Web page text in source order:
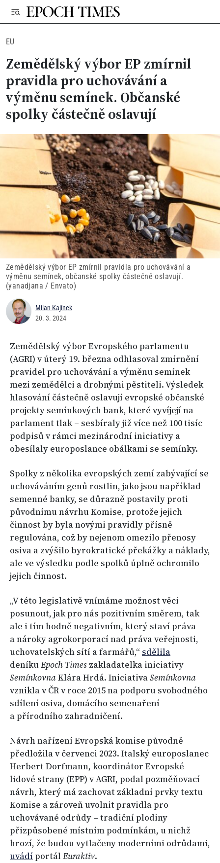
EU
Zemědělský výbor EP zmírnil
pravidla pro uchovávání a
výměnu semínek. Občanské
spolky částečně oslavují
Zemědělský výbor EP zmírnil pravidla pro uchovávání a
výměnu semínek, občanské spolky částečně oslavují.
(yanadjana / Envato)
Milan Kajínek
20. 3. 2024
Zemědělský výbor Evropského parlamentu
(AGRI) v úterý 19. března odhlasoval zmírnění
pravidel pro uchovávání a výměnu semínek
mezi zemědělci a drobnými pěstiteli. Výsledek
hlasování částečně oslavují evropské občanské
projekty semínkových bank, které vyvíjejí na
parlament tlak – sesbíraly již více než 100 tisíc
podpisů v rámci mezinárodní iniciativy a
obesílaly europoslance obálkami se semínky.
Spolky z několika evropských zemí zabývající se
uchováváním genů rostlin, jako jsou například
semenné banky, se důrazně postavily proti
původnímu návrhu Komise, protože jejich
činnost by byla novými pravidly přísně
regulována, což by nejenom omezilo přenosy
osiva a zvýšilo byrokratické překážky a náklady,
ale ve výsledku podle spolků úplně ochromilo
jejich činnost.
„V této legislativě vnímáme možnost věci
posunout, jak pro nás pozitivním směrem, tak
ale i tím hodně negativním, který staví práva
a nároky agrokorporací nad práva veřejnosti,
uchovatelských sítí a farmářů,“ sdělila
deníkuEpoch Times zakladatelka iniciativy
SemínkovnaKlára Hrdá. IniciativaSemínkovna
vznikla v ČR v roce 2015 na podporu svobodného
sdílení osiva, domácího semenaření
a přírodního zahradničení.
Návrh nařízení Evropská komise původně
předložila v červenci 2023. Italský europoslanec
Herbert Dorfmann, koordinátor Evropské
lidové strany (EPP) v AGRI, podal pozměňovací
návrh, který má zachovat základní prvky textu
Komise a zároveň uvolnit pravidla pro
uchovávané odrůdy – tradiční plodiny
přizpůsobené místním podmínkám, u nichž
hrozí, že budou vytlačeny moderními odrůdami,
uvádí portálEuraktiv.